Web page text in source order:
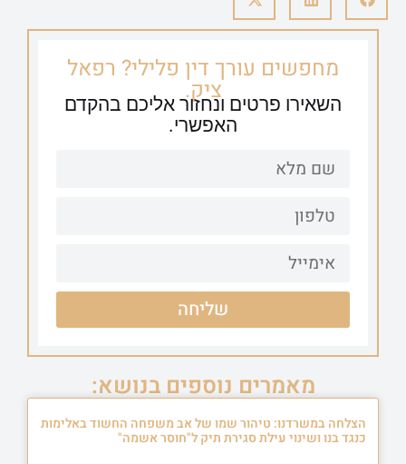
מחפשים עורך דין פלילי? רפאל
ציק.
השאירו פרטים ונחזור אליכם בהקדם
האפשרי.
שליחה
מאמרים נוספים בנושא:
הצלחה במשרדנו: טיהור שמו של אב משפחה החשוד באלימות
כנגד בנו ושינוי עילת סגירת תיק ל"חוסר אשמה"